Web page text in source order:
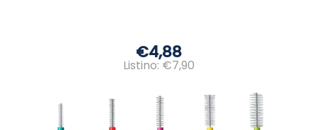
€4,88
Listino: €7,90